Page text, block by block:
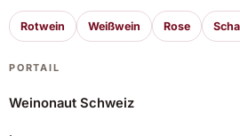
Rotwein Weißwein Rose
PORTAIL
Weinonaut Schweiz